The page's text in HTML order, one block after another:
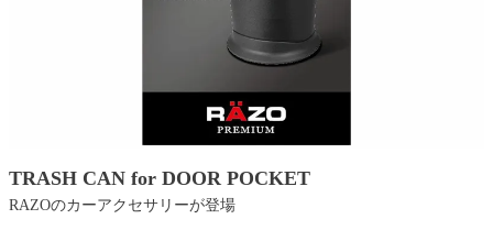
TRASH CAN for DOOR POCKET
RAZOのカーアクセサリーが登場